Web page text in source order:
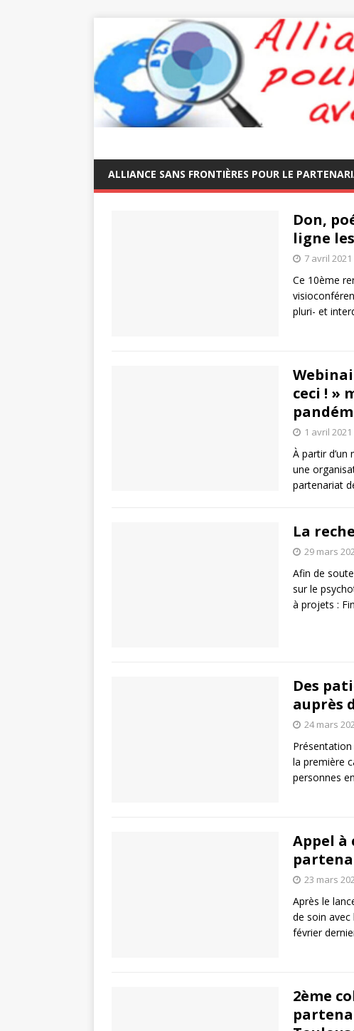
ALLIANCE SANS FRONTIÈRES POUR LE
Don,
ligne
7 avril 2021
Ce 10ème
pluri- et
ceci ! »
1 avril 2021
À partir d’un
une
partenariat
La
29 mars
Afin de
sur le
à projets :
Des
auprès
24 mars
la première
personnes
Appel
23 mars
Après le
de soin avec
février
2ème